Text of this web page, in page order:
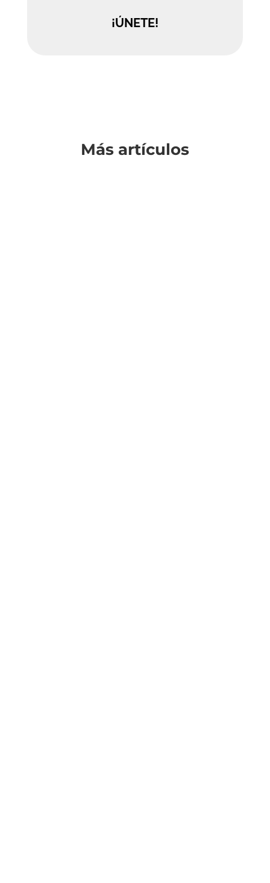
¡ÚNETE!
Más artículos